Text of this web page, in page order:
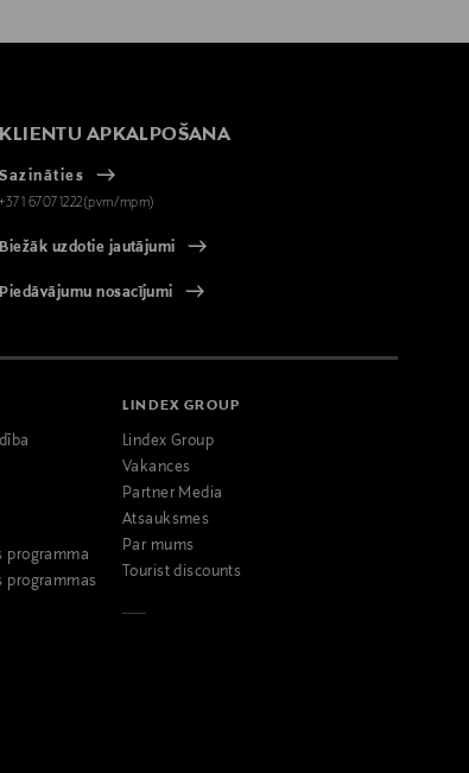
KLIENTU APKALPOŠANA
Sazināties
+371 67071222(pvm/mpm)
Biežāk uzdotie jautājumi
Piedāvājumu nosacījumi
programma
programmas
LINDEX GROUP
Lindex Group
Vakances
Partner Media
Atsauksmes
Par mums
Tourist discounts